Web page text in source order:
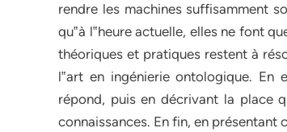
rendre les machines suffisamment
qu‟à l‟heure actuelle, elles ne font
théoriques et pratiques restent à
l‟art en ingénierie ontologique. En
répond, puis en décrivant la place
connaissances. En fin, en présentant